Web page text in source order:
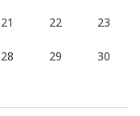
21 22 23
28 29 30